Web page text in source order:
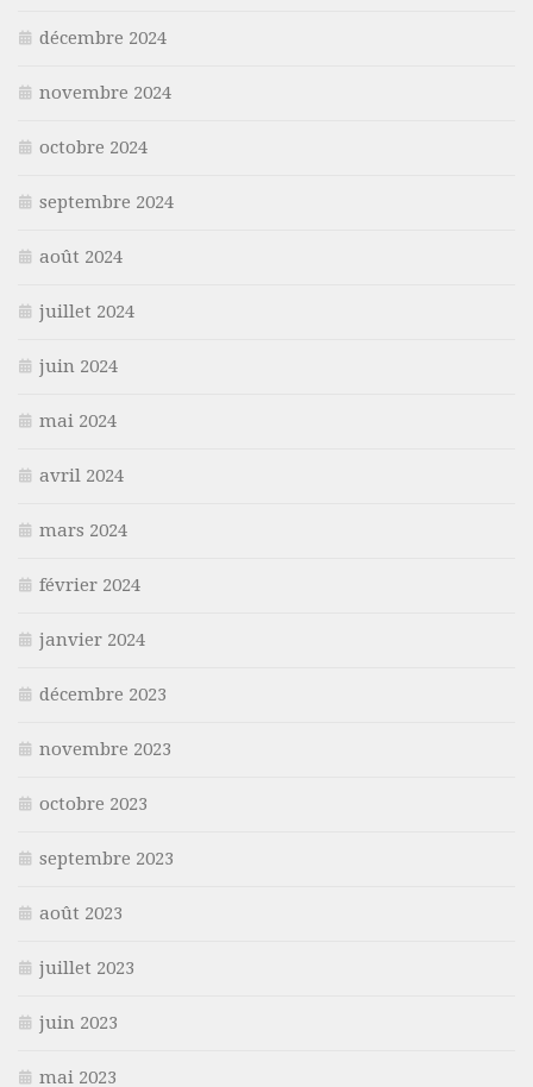
décembre 2024
novembre 2024
octobre 2024
septembre 2024
août 2024
juillet 2024
juin 2024
mai 2024
avril 2024
mars 2024
février 2024
janvier 2024
décembre 2023
novembre 2023
octobre 2023
septembre 2023
août 2023
juillet 2023
juin 2023
mai 2023